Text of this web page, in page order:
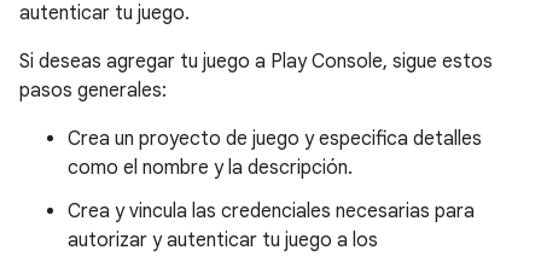
autenticar tu juego.
Si deseas agregar tu juego a Play Console, sigue estos
pasos generales:
Crea un proyecto de juego y especifica detalles
como el nombre y la descripción.
Crea y vincula las credenciales necesarias para
autorizar y autenticar tu juego a los